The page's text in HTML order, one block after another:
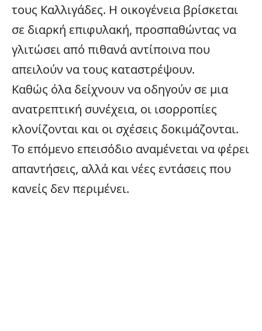
τους Καλλιγάδες. Η οικογένεια βρίσκεται
σε διαρκή επιφυλακή, προσπαθώντας να
γλιτώσει από πιθανά αντίποινα που
απειλούν να τους καταστρέψουν.
Καθώς όλα δείχνουν να οδηγούν σε μια
ανατρεπτική συνέχεια, οι ισορροπίες
κλονίζονται και οι σχέσεις δοκιμάζονται.
Το επόμενο επεισόδιο αναμένεται να φέρει
απαντήσεις, αλλά και νέες εντάσεις που
κανείς δεν περιμένει.